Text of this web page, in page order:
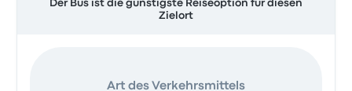
Der Bus ist die günstigste Reiseoption für diesen
Zielort
Art des Verkehrsmittels